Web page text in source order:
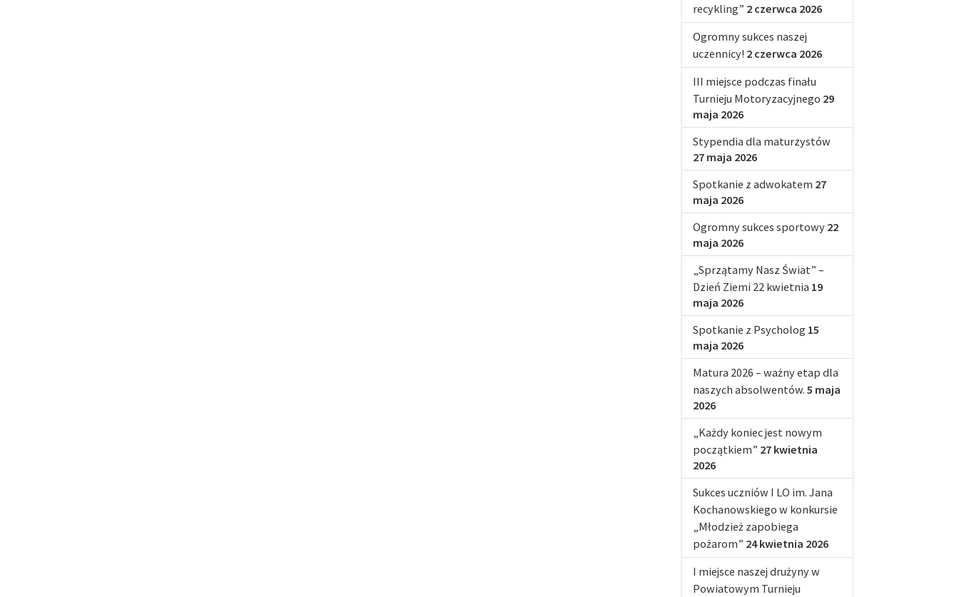
recykling” 2 czerwca 2026
Ogromny sukces naszej
uczennicy! 2 czerwca 2026
III miejsce podczas finału
Turnieju Motoryzacyjnego 29
maja 2026
Stypendia dla maturzystów
27 maja 2026
Spotkanie z adwokatem 27
maja 2026
Ogromny sukces sportowy 22
maja 2026
„Sprzątamy Nasz Świat” –
Dzień Ziemi 22 kwietnia 19
maja 2026
Spotkanie z Psycholog 15
maja 2026
Matura 2026 – ważny etap dla
naszych absolwentów. 5 maja
2026
„Każdy koniec jest nowym
początkiem” 27 kwietnia
2026
Sukces uczniów I LO im. Jana
Kochanowskiego w konkursie
„Młodzież zapobiega
pożarom” 24 kwietnia 2026
I miejsce naszej drużyny w
Powiatowym Turnieju